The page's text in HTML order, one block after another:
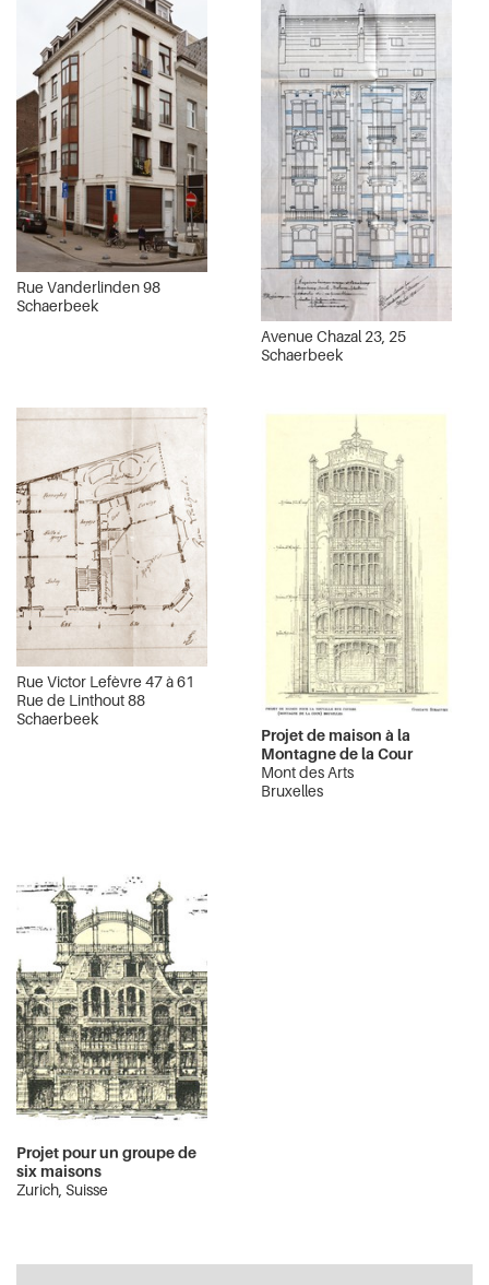
Rue Vanderlinden 98
Schaerbeek
Avenue Chazal 23, 25
Schaerbeek
Rue Victor Lefèvre 47 à 61
Rue de Linthout 88
Schaerbeek
Projet de maison à la
Montagne de la Cour
Mont des Arts
Bruxelles
Projet pour un groupe de
six maisons
Zurich, Suisse